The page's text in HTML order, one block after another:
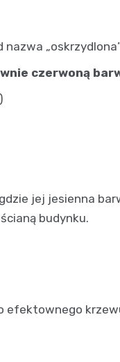
czerwoną
jej jesienna
budynku.
efektownego